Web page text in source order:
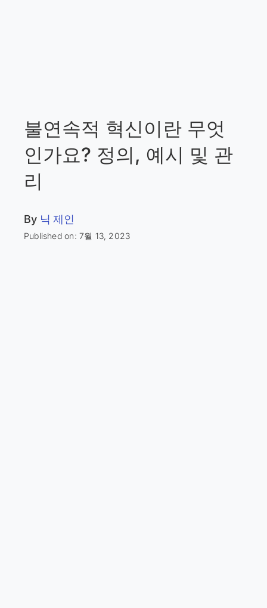
불연속적 혁신이란 무엇
인가요? 정의, 예시 및 관
리
By 닉 제인
Published on: 7월 13, 2023